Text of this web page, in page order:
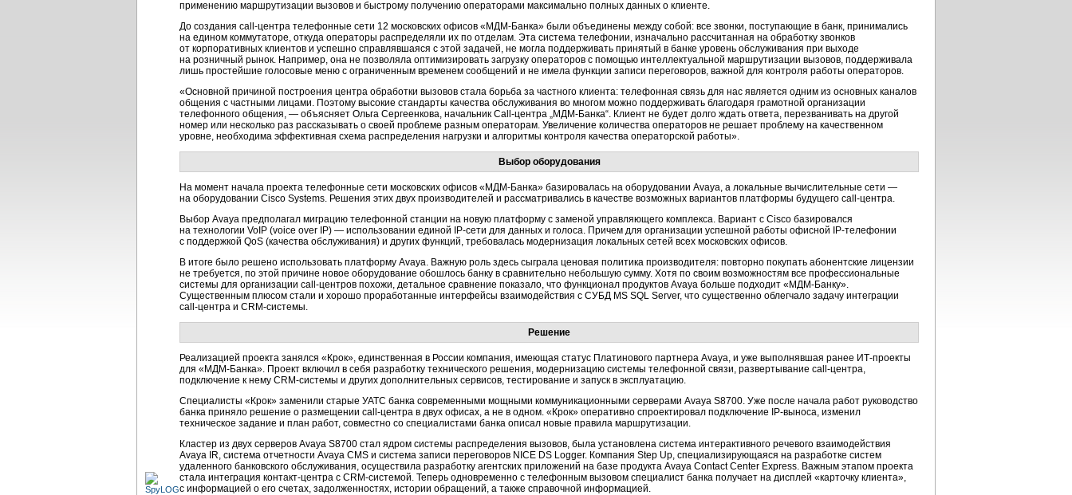
применению маршрутизации вызовов и быстрому получению операторами максимально полных данных о клиенте.
До создания call-центра телефонные сети 12 московских офисов «МДМ-Банка» были объединены между собой: все звонки, поступающие в банк, принимались
на едином коммутаторе, откуда операторы распределяли их по отделам. Эта система телефонии, изначально рассчитанная на обработку звонков
от корпоративных клиентов и успешно справлявшаяся с этой задачей, не могла поддерживать принятый в банке уровень обслуживания при выходе
на розничный рынок. Например, она не позволяла оптимизировать загрузку операторов с помощью интеллектуальной маршрутизации вызовов, поддерживала
лишь простейшие голосовые меню с ограниченным временем сообщений и не имела функции записи переговоров, важной для контроля работы операторов.
«Основной причиной построения центра обработки вызовов стала борьба за частного клиента: телефонная связь для нас является одним из основных каналов
общения с частными лицами. Поэтому высокие стандарты качества обслуживания во многом можно поддерживать благодаря грамотной организации
телефонного общения, — объясняет Ольга Сергеенкова, начальник Call-центра „МДМ-Банка“. Клиент не будет долго ждать ответа, перезванивать на другой
номер или несколько раз рассказывать о своей проблеме разным операторам. Увеличение количества операторов не решает проблему на качественном
уровне, необходима эффективная схема распределения нагрузки и алгоритмы контроля качества операторской работы».
Выбор оборудования
На момент начала проекта телефонные сети московских офисов «МДМ-Банка» базировалась на оборудовании Avaya, а локальные вычислительные сети —
на оборудовании Cisco Systems. Решения этих двух производителей и рассматривались в качестве возможных вариантов платформы будущего call-центра.
Выбор Avaya предполагал миграцию телефонной станции на новую платформу с заменой управляющего комплекса. Вариант с Cisco базировался
на технологии VoIP (voice over IP) — использовании единой
IP-сети для данных и голоса. Причем для организации успешной работы офисной
IP-телефонии
с поддержкой QoS (качества обслуживания) и других функций, требовалась модернизация локальных сетей всех московских офисов.
В итоге было решено использовать платформу Avaya. Важную роль здесь сыграла ценовая политика производителя: повторно покупать абонентские лицензии
не требуется, по этой причине новое оборудование обошлось банку в сравнительно небольшую сумму. Хотя по своим возможностям все профессиональные
системы для организации сall-центров похожи, детальное сравнение показало, что функционал продуктов Avaya больше подходит «МДМ-Банку».
Существенным плюсом стали и хорошо проработанные интерфейсы взаимодействия с СУБД MS SQL Server, что существенно облегчало задачу интеграции
call-центра и CRM-системы.
Решение
Реализацией проекта занялся «Крок», единственная в России компания, имеющая статус Платинового партнера Avaya, и уже выполнявшая ранее ИТ-проекты
для «МДМ-Банка». Проект включил в себя разработку технического решения, модернизацию системы телефонной связи, развертывание call-центра,
подключение к нему CRM-системы и других дополнительных сервисов, тестирование и запуск в эксплуатацию.
Специалисты «Крок» заменили старые УАТС банка современными мощными коммуникационными серверами Avaya S8700. Уже после начала работ руководство
банка приняло решение о размещении сall-центра в двух офисах, а не в одном. «Крок» оперативно спроектировал подключение IP-выноса, изменил
техническое задание и план работ, совместно со специалистами банка описал новые правила маршрутизации.
Кластер из двух серверов Avaya S8700 стал ядром системы распределения вызовов, была установлена система интерактивного речевого взаимодействия
Avaya IR, система отчетности Avaya CMS и система записи переговоров NICE DS Logger. Компания Step Up, специализирующаяся на разработке систем
удаленного банковского обслуживания, осуществила разработку агентских приложений на базе продукта Avaya Contact Center Express. Важным этапом проекта
стала интеграция контакт-центра с CRM-системой. Теперь одновременно с телефонным вызовом специалист банка получает на дисплей «карточку клиента»,
с информацией о его счетах, задолженностях, истории обращений, а также справочной информацией.